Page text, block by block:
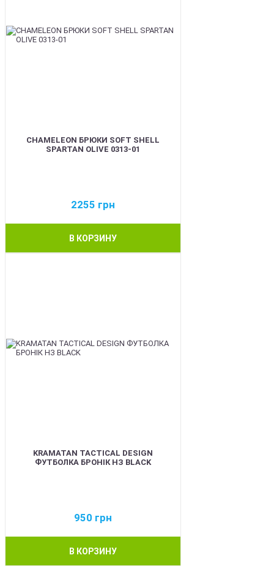
CHAMELEON БРЮКИ SOFT SHELL
SPARTAN OLIVE 0313-01
2255 грн
В КОРЗИНУ
KRAMATAN TACTICAL DESIGN
ФУТБОЛКА БРОНІК НЗ BLACK
950 грн
В КОРЗИНУ